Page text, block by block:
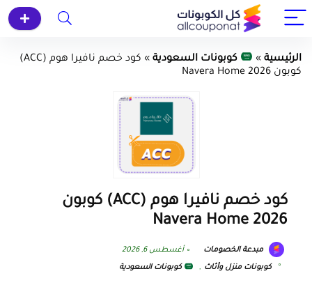
الرئيسية » كوبونات السعودية »
كود خصم نافيرا هوم (ACC)
كوبون Navera Home 2026
كود خصم نافيرا هوم (ACC) كوبون
Navera Home 2026
مبدعة الخصومات أغسطس 6, 2026
كوبونات منزل وأثاث , كوبونات السعودية